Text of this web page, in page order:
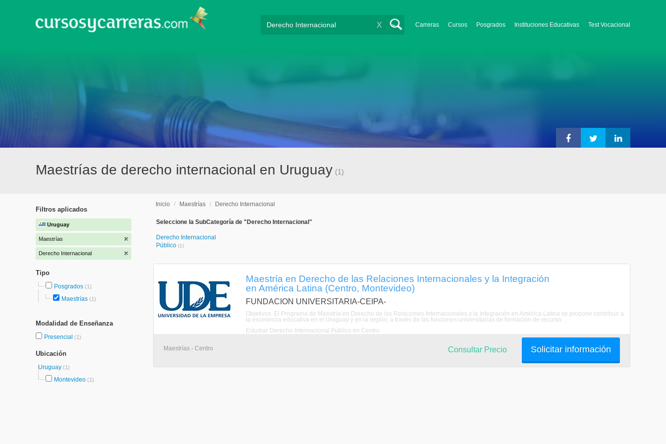
Carreras Cursos Posgrados Instituciones Educativas Test Vocacional
X
Maestrías de derecho internacional en Uruguay (1)
Filtros aplicados
Uruguay
Maestrías
Derecho Internacional
Tipo
Posgrados (1)
Maestrías (1)
Modalidad de Enseñanza
Presencial (1)
Ubicación
Uruguay (1)
Montevideo (1)
Inicio / Maestrías / Derecho Internacional
Seleccione la SubCategoría de "Derecho Internacional"
Derecho Internacional
Público (1)
Maestría en Derecho de las Relaciones Internacionales y la Integración
en América Latina (Centro, Montevideo)
FUNDACION UNIVERSITARIA-CEIPA-
Objetivos. El Programa de Maestría en Derecho de las Relaciones Internacionales y la Integración en América Latina se propone contribuir a
la excelencia educativa en el Uruguay y en la región, a través de las funciones universitarias de formación de recurso ...
Estudiar Derecho Internacional Público en Centro
Maestrías - Centro Solicitar información
Consultar Precio